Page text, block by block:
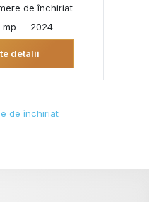
de închiriat
mp 2024
detalii
de închiriat